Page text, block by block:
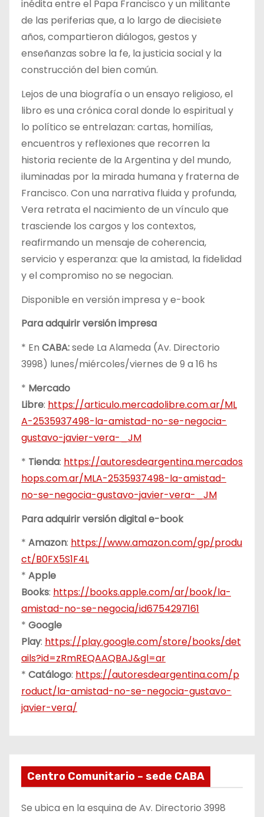
inédita entre el Papa Francisco y un militante
de las periferias que, a lo largo de diecisiete
años, compartieron diálogos, gestos y
enseñanzas sobre la fe, la justicia social y la
construcción del bien común.
Lejos de una biografía o un ensayo religioso, el
libro es una crónica coral donde lo espiritual y
lo político se entrelazan: cartas, homilías,
encuentros y reflexiones que recorren la
historia reciente de la Argentina y del mundo,
iluminadas por la mirada humana y fraterna de
Francisco. Con una narrativa fluida y profunda,
Vera retrata el nacimiento de un vínculo que
trasciende los cargos y los contextos,
reafirmando un mensaje de coherencia,
servicio y esperanza: que la amistad, la fidelidad
y el compromiso no se negocian.
Disponible en versión impresa y e-book
Para adquirir versión impresa
* En CABA:sede La Alameda (Av. Directorio
3998) lunes/miércoles/viernes de 9 a 16 hs
* Mercado
Libre: https://articulo.mercadolibre.com.ar/ML
A-2535937498-la-amistad-no-se-negocia-
gustavo-javier-vera-_JM
* Tienda: https://autoresdeargentina.mercados
hops.com.ar/MLA-2535937498-la-amistad-
no-se-negocia-gustavo-javier-vera-_JM
Para adquirir versión digital e-book
* Amazon: https://www.amazon.com/gp/produ
ct/B0FX5S1F4L
* Apple
Books: https://books.apple.com/ar/book/la-
amistad-no-se-negocia/id6754297161
* Google
Play: https://play.google.com/store/books/det
ails?id=zRmREQAAQBAJ&gl=ar
* Catálogo: https://autoresdeargentina.com/p
roduct/la-amistad-no-se-negocia-gustavo-
javier-vera/
Centro Comunitario – sede CABA
Se ubica en la esquina de Av. Directorio 3998